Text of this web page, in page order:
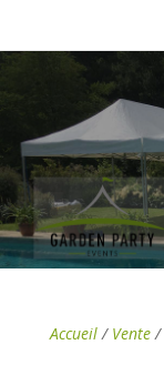
Accueil/ Vente/